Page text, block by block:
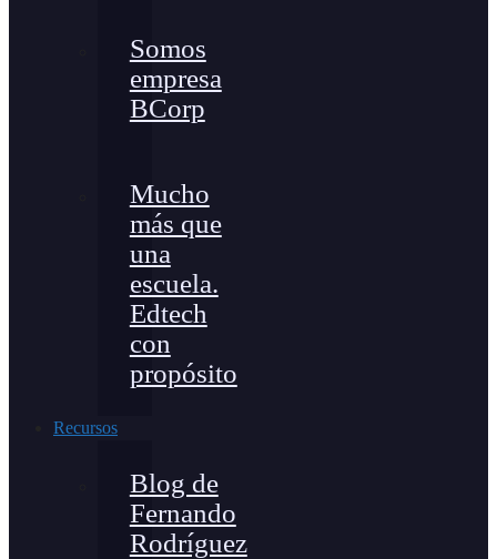
Somos
empresa
BCorp
Mucho
más que
una
escuela.
Edtech
con
propósito
Recursos
Blog de
Fernando
Rodríguez